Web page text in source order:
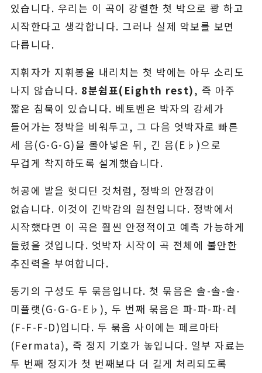
있습니다. 우리는 이 곡이 강렬한 첫 박으로 쾅 하고
시작한다고 생각합니다. 그러나 실제 악보를 보면
다릅니다.
지휘자가 지휘봉을 내리치는 첫 박에는 아무 소리도
나지 않습니다. 8분쉼표(Eighth rest), 즉 아주
짧은 침묵이 있습니다. 베토벤은 박자의 강세가
들어가는 정박을 비워두고, 그 다음 엇박자로 빠른
세 음(G-G-G)을 몰아넣은 뒤, 긴 음(E♭)으로
무겁게 착지하도록 설계했습니다.
허공에 발을 헛디딘 것처럼, 정박의 안정감이
없습니다. 이것이 긴박감의 원천입니다. 정박에서
시작했다면 이 곡은 훨씬 안정적이고 예측 가능하게
들렸을 것입니다. 엇박자 시작이 곡 전체에 불안한
추진력을 부여합니다.
동기의 구성도 두 묶음입니다. 첫 묶음은 솔-솔-솔-
미플랫(G-G-G-E♭), 두 번째 묶음은 파-파-파-레
(F-F-F-D)입니다. 두 묶음 사이에는 페르마타
(Fermata), 즉 정지 기호가 놓입니다. 일부 자료는
두 번째 정지가 첫 번째보다 더 길게 처리되도록